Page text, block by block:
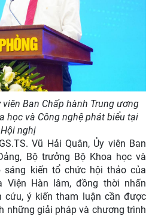
viên Ban Chấp hành Trung ương
học và Công nghệ phát biểu tại
Hội nghị
Vũ Hải Quân, Ủy viên Ban
Bộ trưởng Bộ Khoa học và
sáng kiến tổ chức hội thảo của
Viện Hàn lâm, đồng thời nhấn
cứu, ý kiến tham luận cần được
những giải pháp và chương trình